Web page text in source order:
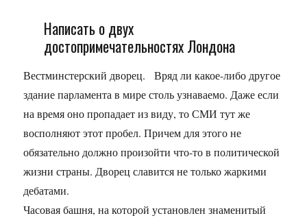
Написать о двух
достопримечательностях Лондона
Вестминстерский дворец. Вряд ли какое-либо другое
здание парламента в мире столь узнаваемо. Даже если
на время оно пропадает из виду, то СМИ тут же
восполняют этот пробел. Причем для этого не
обязательно должно произойти что-то в политической
жизни страны. Дворец славится не только жаркими
дебатами.
Часовая башня, на которой установлен знаменитый